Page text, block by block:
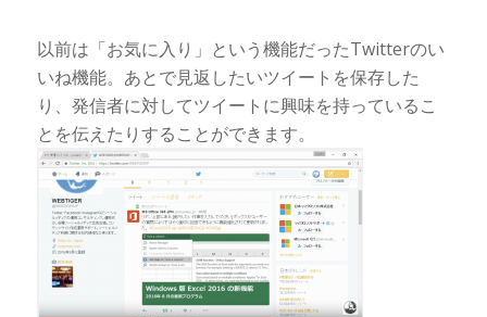
以前は「お気に入り」という機能だったTwitterのい
いね機能。あとで見返したいツイートを保存した
り、発信者に対してツイートに興味を持っているこ
とを伝えたりすることができます。